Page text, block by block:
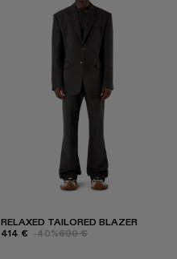
RELAXED TAILORED BLAZER
414 € -40%690 €